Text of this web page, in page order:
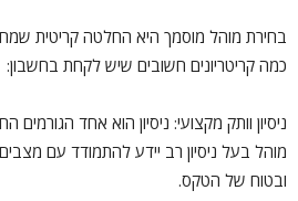
בחירת מוהל מוסמך היא החלטה קריטית
כמה קריטריונים חשובים שיש לקחת בחשבון:
ניסיון וותק מקצועי: ניסיון הוא אחד
מוהל בעל ניסיון רב יידע להתמודד עם
ובטוח של הטקס.